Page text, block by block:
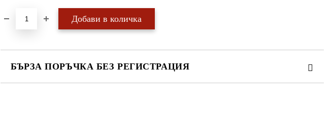
БЪРЗА ПОРЪЧКА БЕЗ РЕГИСТРАЦИЯ